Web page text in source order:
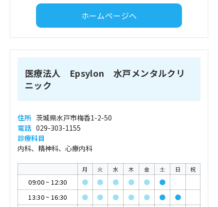
ホームページへ
医療法人 Epsylon 水戸メンタルクリ
ニック
住所 茨城県水戸市梅香1-2-50
電話 029-303-1155
診療科目
内科、精神科、心療内科
月 火 水 木 金 土 日 祝
09:00~ 12:30 ● ● ● ● ●
●
13:30~ 16:30 ● ● ● ● ● ●
●